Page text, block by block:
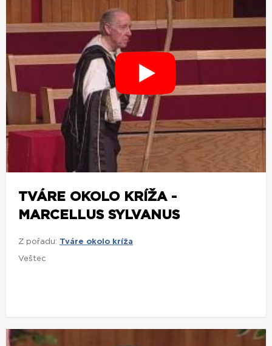
TVÁRE OKOLO KRÍŽA -
MARCELLUS SYLVANUS
Z pořadu: Tváre okolo kríža
Veštec